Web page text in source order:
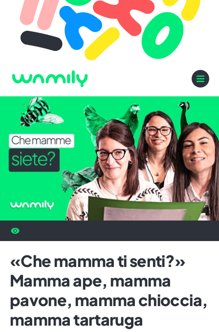
«Che mamma ti senti?»
Mamma ape, mamma
pavone, mamma chioccia,
mamma tartaruga